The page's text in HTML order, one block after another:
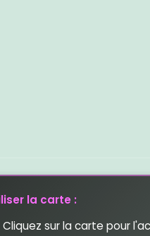
la carte :
Cliquez sur la carte pour